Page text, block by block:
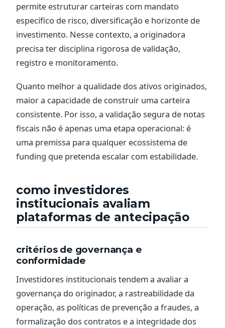
permite estruturar carteiras com mandato
específico de risco, diversificação e horizonte de
investimento. Nesse contexto, a originadora
precisa ter disciplina rigorosa de validação,
registro e monitoramento.
Quanto melhor a qualidade dos ativos originados,
maior a capacidade de construir uma carteira
consistente. Por isso, a validação segura de notas
fiscais não é apenas uma etapa operacional: é
uma premissa para qualquer ecossistema de
funding que pretenda escalar com estabilidade.
como investidores
institucionais avaliam
plataformas de antecipação
critérios de governança e
conformidade
Investidores institucionais tendem a avaliar a
governança do originador, a rastreabilidade da
operação, as políticas de prevenção a fraudes, a
formalização dos contratos e a integridade dos